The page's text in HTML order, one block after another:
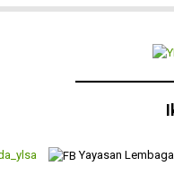
Yayasan